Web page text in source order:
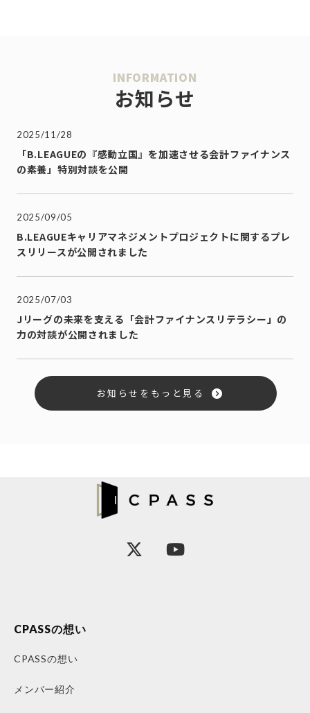
INFORMATION
お知らせ
2025/11/28
「B.LEAGUEの『感動立国』を加速させる会計ファイナンス
の素養」特別対談を公開
2025/09/05
B.LEAGUEキャリアマネジメントプロジェクトに関するプレ
スリリースが公開されました
2025/07/03
Jリーグの未来を支える「会計ファイナンスリテラシー」の
力の対談が公開されました
お知らせをもっと見る
CPASSの想い
CPASSの想い
メンバー紹介